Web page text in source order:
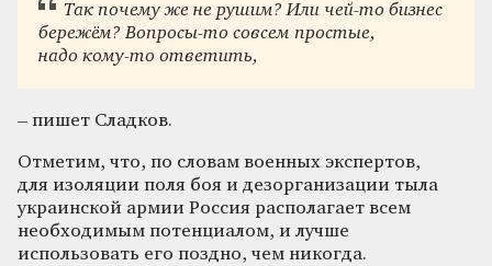
Так почему же не рушим? Или чей-то бизнес
бережём? Вопросы-то совсем простые,
надо кому-то ответить,
– пишет Сладков.
Отметим, что, по словам военных экспертов,
для изоляции поля боя и дезорганизации тыла
украинской армии Россия располагает всем
необходимым потенциалом, и лучше
использовать его поздно, чем никогда.